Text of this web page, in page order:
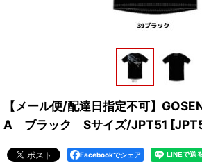
【メール便/配達日指定不可】
A ブラック Sサイズ/JPT51 [
Facebookでシェア